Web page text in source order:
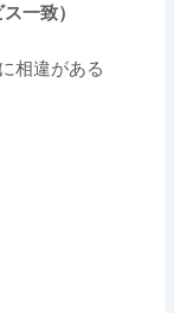
一致）
相違がある